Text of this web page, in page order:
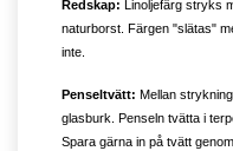
Redskap:
Linoljefärg stryks
naturborst. Färgen "slätas"
inte.
Penseltvätt: Mellan
glasburk. Penseln tvätta i
Spara gärna in på tvätt